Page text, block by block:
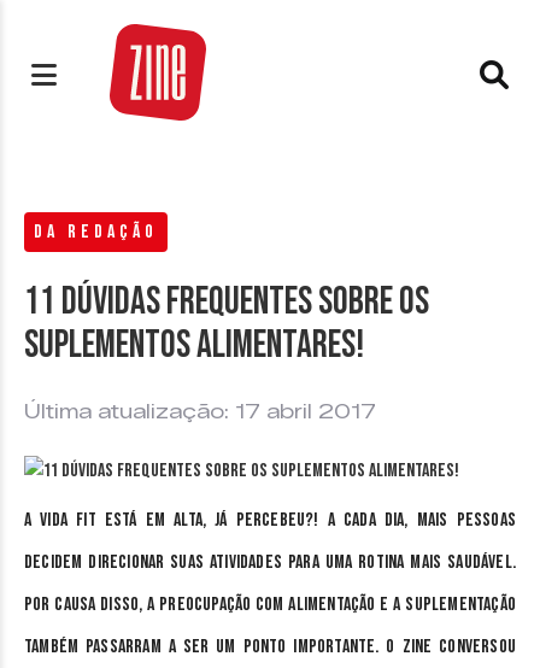
DA REDAÇÃO
11 dúvidas frequentes sobre os
suplementos alimentares!
Última atualização: 17 abril 2017
A vida fit está em alta, já percebeu?! A cada dia, mais pessoas
decidem direcionar suas atividades para uma rotina mais saudável.
Por causa disso, a preocupação com alimentação e a suplementação
também passarram a ser um ponto importante. O Zine Conversou